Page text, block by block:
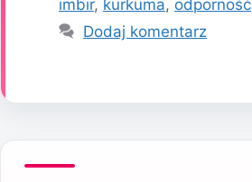
imbir, kurkuma, odporność
Dodaj komentarz